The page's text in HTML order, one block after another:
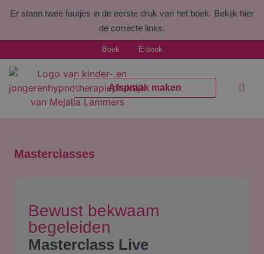
Er staan twee foutjes in de eerste druk van het boek. Bekijk hier
de correcte links.
Boek E-book
Afspraak maken
Masterclasses
Bewust bekwaam
begeleiden
Masterclass Live